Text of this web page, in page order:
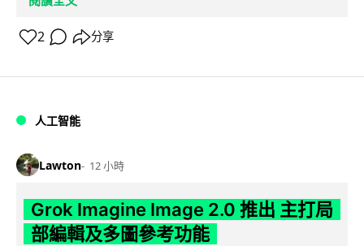
2 分享
人工智能
Lawton 12 小時
Grok Imagine Image 2.0 推出 主打局
部編輯及多圖參考功能